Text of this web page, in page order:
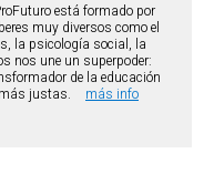
está formado por
muy diversos como el
la psicología social, la
nos une un superpoder:
de la educación
justas.
más info